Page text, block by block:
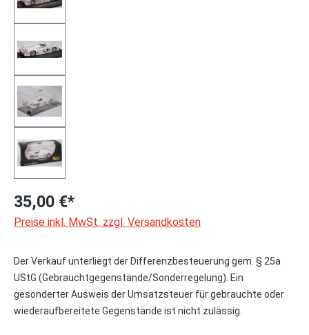
35,00 €*
Preise inkl. MwSt. zzgl. Versandkosten
Der Verkauf unterliegt der Differenzbesteuerung gem. § 25a
UStG (Gebrauchtgegenstände/Sonderregelung). Ein
gesonderter Ausweis der Umsatzsteuer für gebrauchte oder
wiederaufbereitete Gegenstände ist nicht zulässig.